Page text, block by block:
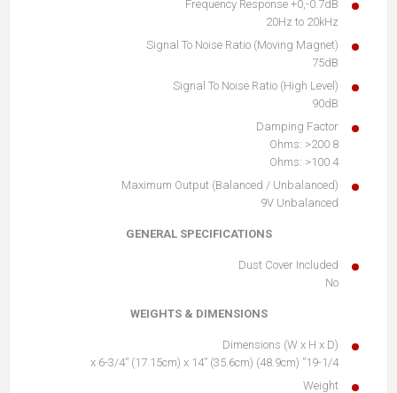
Frequency Response +0,-0.7dB
20Hz to 20kHz
Signal To Noise Ratio (Moving Magnet)
75dB
Signal To Noise Ratio (High Level)
90dB
Damping Factor
8 Ohms: >200
4 Ohms: >100
Maximum Output (Balanced / Unbalanced)
9V Unbalanced
GENERAL SPECIFICATIONS
Dust Cover Included
No
WEIGHTS & DIMENSIONS
Dimensions (W x H x D)
19-1/4” (48.9cm) x 6-3/4” (17.15cm) x 14” (35.6cm)
Weight